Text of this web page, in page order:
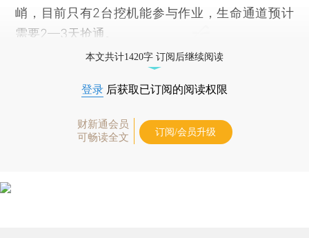
峭，目前只有2台挖机能参与作业，生命通道预计
需要2—3天抢通。
本文共计1420字 订阅后继续阅读
登录 后获取已订阅的阅读权限
财新通会员
可畅读全文
订阅/会员升级